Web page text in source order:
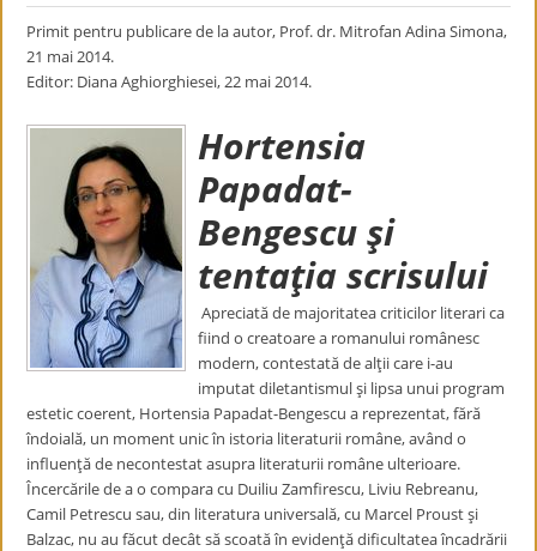
Primit pentru publicare de la autor, Prof. dr. Mitrofan Adina Simona,
21 mai 2014.
Editor: Diana Aghiorghiesei, 22 mai 2014.
Hortensia
Papadat-
Bengescu şi
tentaţia scrisului
Apreciată de majoritatea criticilor literari ca
fiind o creatoare a romanului românesc
modern, contestată de alţii care i-au
imputat diletantismul şi lipsa unui program
estetic coerent, Hortensia Papadat-Bengescu a reprezentat, fără
îndoială, un moment unic în istoria literaturii române, având o
influenţă de necontestat asupra literaturii române ulterioare.
Încercările de a o compara cu Duiliu Zamfirescu, Liviu Rebreanu,
Camil Petrescu sau, din literatura universală, cu Marcel Proust şi
Balzac, nu au făcut decât să scoată în evidenţă dificultatea încadrării